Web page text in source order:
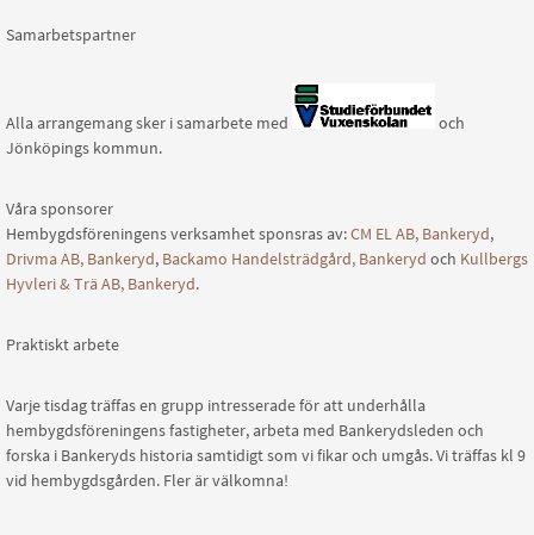
Samarbetspartner
Alla arrangemang sker i samarbete med
och
Jönköpings kommun.
Våra sponsorer
Hembygdsföreningens verksamhet sponsras av:CM EL AB, Bankeryd,
Drivma AB, Bankeryd, Backamo Handelsträdgård, Bankeryd och Kullbergs
Hyvleri & Trä AB, Bankeryd.
Praktiskt arbete
Varje tisdag träffas en grupp intresserade för att underhålla
hembygdsföreningens fastigheter, arbeta med Bankerydsleden och
forska i Bankeryds historia samtidigt som vi fikar och umgås. Vi träffas kl 9
vid hembygdsgården. Fler är välkomna!